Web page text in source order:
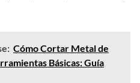
Cómo Cortar Metal de
Básicas: Guía